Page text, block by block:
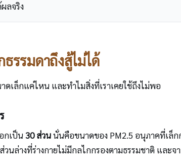
ลจริง
รรมดาถึงสู้ไม่ได้
ดเล็กแค่ไหน และทำไมสิ่งที่เราเคยใช้ถึงไม่พอ
กเป็น 30 ส่วนนั่นคือขนาดของ PM2.5 อนุภาคที่เล็ก
ล่างที่ร่างกายไม่มีกลไกกรองตามธรรมชาติ และจ